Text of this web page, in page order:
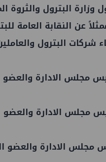
البترول والثروة
عن النقابة العامة
شركات البترول
مجلس الادارة والعضو
مجلس الادارة والعضو
الادارة والعضو